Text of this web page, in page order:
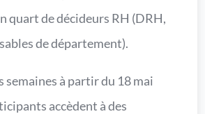
quart de décideurs RH (DRH,
de département).
semaines à partir du 18 mai
accèdent à des